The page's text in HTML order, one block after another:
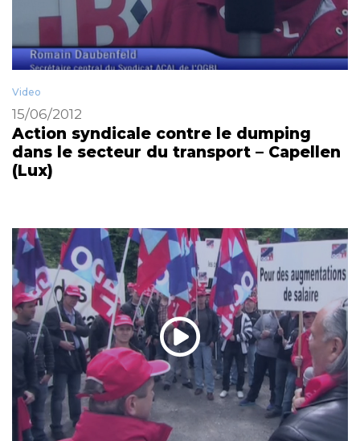
Video
15/06/2012
Action syndicale contre le dumping
dans le secteur du transport – Capellen
(Lux)